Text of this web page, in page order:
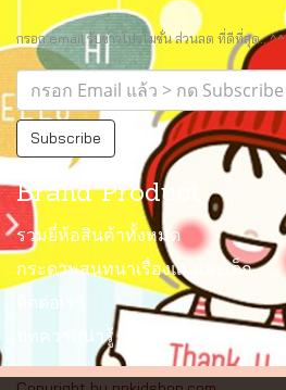
กรอก email รับข่าวโปรโมชั่น ส่วนลด ที่ดีที่สุด.. ^^
Subscribe
Brand Product
รวมยี่ห้อสินค้าทั้งหมด
กระดานสนทนาเรื่องแม่และเด็ก
ติดต่อเรา
บทความน่ารู้